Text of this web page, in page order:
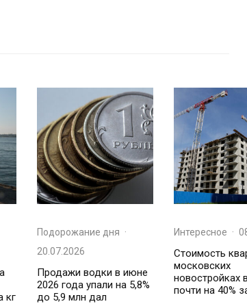
кг
Подорожание дня ·
20.07.2026
Продажи водки в июне
2026 года упали на 5,8%
до 5,9 млн дал
Интересное ·
Стоимость
московских
новостройках
почти на 40%